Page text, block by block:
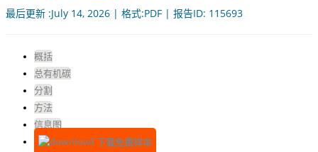
最后更新 :July 14, 2026 | 格式:PDF | 报告ID: 115693
概括
总有机碳
分割
方法
信息图
下载免费样本